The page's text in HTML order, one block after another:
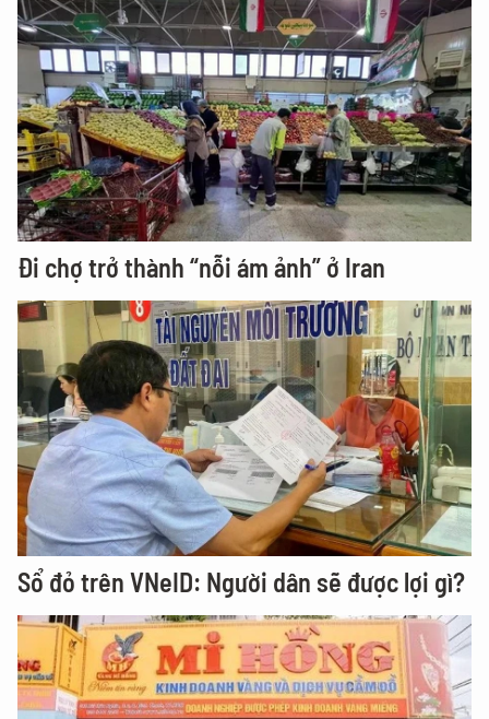
Đi chợ trở thành “nỗi ám ảnh” ở Iran
Sổ đỏ trên VNeID: Người dân sẽ được lợi gì?